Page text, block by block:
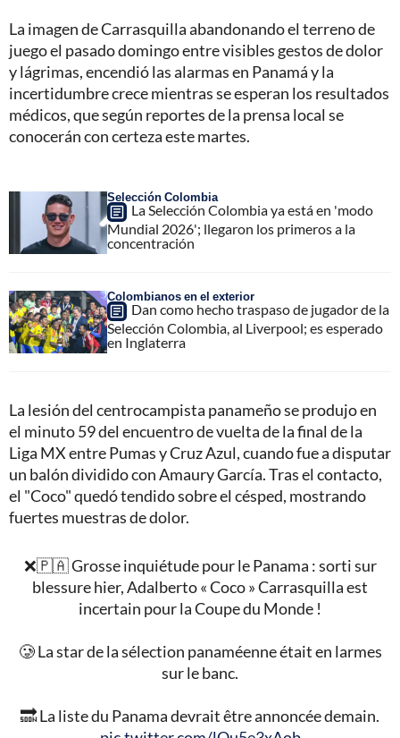
La imagen de Carrasquilla abandonando el terreno de
juego el pasado domingo entre visibles gestos de dolor
y lágrimas, encendió las alarmas en Panamá y la
incertidumbre crece mientras se esperan los resultados
médicos, que según reportes de la prensa local se
conocerán con certeza este martes.
Selección Colombia
La Selección Colombia ya está en 'modo
Mundial 2026'; llegaron los primeros a la
concentración
Colombianos en el exterior
Dan como hecho traspaso de jugador de la
Selección Colombia, al Liverpool; es esperado
en Inglaterra
La lesión del centrocampista panameño se produjo en
el minuto 59 del encuentro de vuelta de la final de la
Liga MX entre Pumas y Cruz Azul, cuando fue a disputar
un balón dividido con Amaury García. Tras el contacto,
el "Coco" quedó tendido sobre el césped, mostrando
fuertes muestras de dolor.
❌🇵🇦 Grosse inquiétude pour le Panama : sorti sur
blessure hier, Adalberto « Coco » Carrasquilla est
incertain pour la Coupe du Monde !
🥲 La star de la sélection panaméenne était en larmes
sur le banc.
🔜 La liste du Panama devrait être annoncée demain.